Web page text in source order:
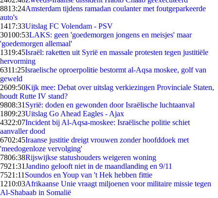
8813:24Amsterdam tijdens ramadan coulanter met foutgeparkeerde
auto's
1417:33Uitslag FC Volendam - PSV
30100:53LAKS: geen 'goedemorgen jongens en meisjes' maar
'goedemorgen allemaal'
1319:45Israël: raketten uit Syrië en massale protesten tegen justitiële
hervorming
6311:25Israelische oproerpolitie bestormt al-Aqsa moskee, golf van
geweld
2609:50Kijk mee: Debat over uitslag verkiezingen Provinciale Staten,
houdt Rutte IV stand?
9808:31 Syrië: doden en gewonden door Israëlische luchtaanval
1809:23Uitslag Go Ahead Eagles - Ajax
4322:07Incident bij Al-Aqsa-moskee: Israëlische politie schiet
aanvaller dood
6702:45Iraanse justitie dreigt vrouwen zonder hoofddoek met
'meedogenloze vervolging'
7806:38Rijswijkse statushouders weigeren woning
7921:31Jandino gelooft niet in de maandlanding en 9/11
7521:11 Soundos en Youp van 't Hek hebben fittie
1210:03Afrikaanse Unie vraagt miljoenen voor militaire missie tegen
Al-Shabaab in Somalië